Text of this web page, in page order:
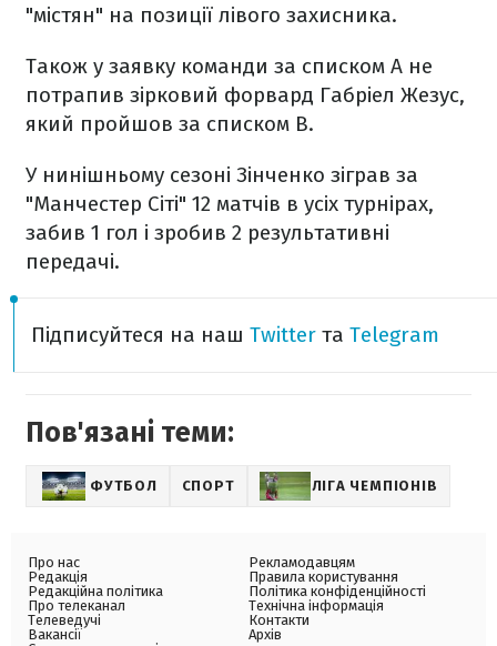
"містян" на позиції лівого захисника.
Також у заявку команди за списком А не
потрапив зірковий форвард Габріел Жезус,
який пройшов за списком В.
У нинішньому сезоні Зінченко зіграв за
"Манчестер Сіті" 12 матчів в усіх турнірах,
забив 1 гол і зробив 2 результативні
передачі.
Підписуйтеся на наш Twitter та Telegram
Пов'язані теми:
ФУТБОЛ СПОРТ ЛІГА ЧЕМПІОНІВ
Про нас
Редакція
Редакційна політика
Про телеканал
Телеведучі
Вакансії
Рекламодавцям
Правила користування
Політика конфіденційності
Технічна інформація
Контакти
Архів